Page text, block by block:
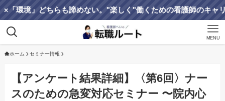
らも諦めない。"楽しく"働くための看護師のキャリア戦略サイト
MENU
ホーム セミナー情報
【アンケート結果詳細】〈第6回〉ナー
スのための急変対応セミナー 〜院内心